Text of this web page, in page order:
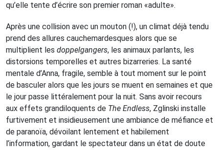
qu’elle tente d’écrire son premier roman «adulte».
Après une collision avec un mouton (!), un climat déjà tendu
prend des allures cauchemardesques alors que se
multiplient les doppelgangers, les animaux parlants, les
distorsions temporelles et autres bizarreries. La santé
mentale d’Anna, fragile, semble à tout moment sur le point
de basculer alors que les jours se muent en semaines et que
le jour passe littéralement pour la nuit. Sans avoir recours
aux effets grandiloquents de The Endless, Zglinski installe
furtivement et insidieusement une ambiance de méfiance et
de paranoïa, dévoilant lentement et habilement
l’information, gardant le spectateur dans un état de doute